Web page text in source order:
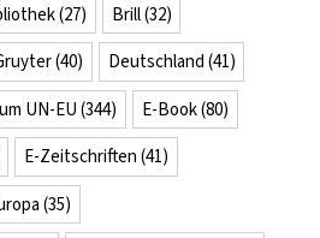
(27) Brill(32)
(40) Deutschland (41)
UN-EU (344) E-Book(80)
E-Zeitschriften (41)
(35)